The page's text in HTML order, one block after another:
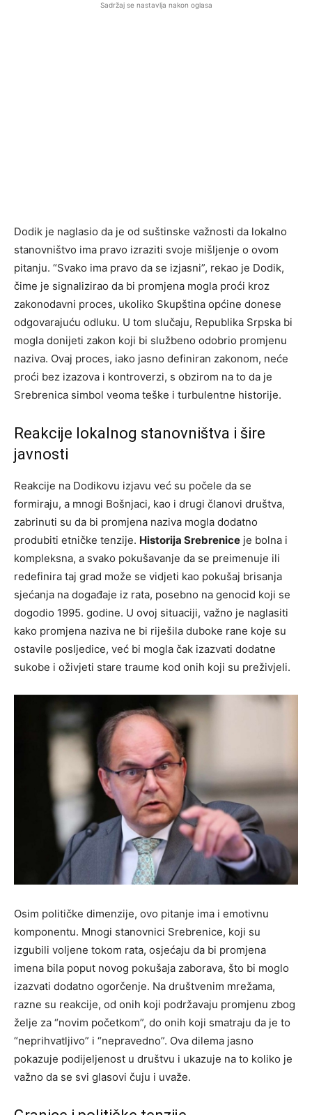
Sadržaj se nastavlja nakon oglasa
Dodik je naglasio da je od suštinske važnosti da lokalno
stanovništvo ima pravo izraziti svoje mišljenje o ovom
pitanju. “Svako ima pravo da se izjasni”, rekao je Dodik,
čime je signalizirao da bi promjena mogla proći kroz
zakonodavni proces, ukoliko Skupština općine donese
odgovarajuću odluku. U tom slučaju, Republika Srpska bi
mogla donijeti zakon koji bi službeno odobrio promjenu
naziva. Ovaj proces, iako jasno definiran zakonom, neće
proći bez izazova i kontroverzi, s obzirom na to da je
Srebrenica simbol veoma teške i turbulentne historije.
Reakcije lokalnog stanovništva i šire
javnosti
Reakcije na Dodikovu izjavu već su počele da se
formiraju, a mnogi Bošnjaci, kao i drugi članovi društva,
zabrinuti su da bi promjena naziva mogla dodatno
produbiti etničke tenzije. Historija Srebrenice je bolna i
kompleksna, a svako pokušavanje da se preimenuje ili
redefinira taj grad može se vidjeti kao pokušaj brisanja
sjećanja na događaje iz rata, posebno na genocid koji se
dogodio 1995. godine. U ovoj situaciji, važno je naglasiti
kako promjena naziva ne bi riješila duboke rane koje su
ostavile posljedice, već bi mogla čak izazvati dodatne
sukobe i oživjeti stare traume kod onih koji su preživjeli.
Osim političke dimenzije, ovo pitanje ima i emotivnu
komponentu. Mnogi stanovnici Srebrenice, koji su
izgubili voljene tokom rata, osjećaju da bi promjena
imena bila poput novog pokušaja zaborava, što bi moglo
izazvati dodatno ogorčenje. Na društvenim mrežama,
razne su reakcije, od onih koji podržavaju promjenu zbog
želje za “novim početkom”, do onih koji smatraju da je to
“neprihvatljivo” i “nepravedno”. Ova dilema jasno
pokazuje podijeljenost u društvu i ukazuje na to koliko je
važno da se svi glasovi čuju i uvaže.